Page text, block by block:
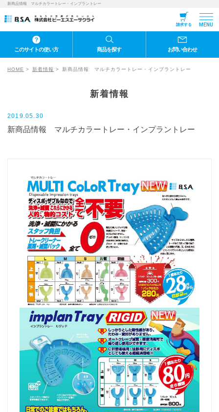
新商品情報 マルチカラートレー・インプラントレー
請求する MENU
このサイトの使い方 商品を探す お問い合わせ
HOME 新着情報 新商品情報 マルチカラートレー・インプラントレー
新着情報
2019.05.30
新商品情報 マルチカラートレー・インプラントレー